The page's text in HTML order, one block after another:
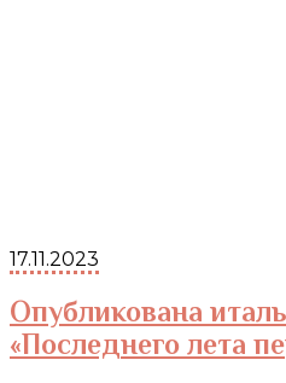
17.11.2023
Опубликована
«Последнего лета